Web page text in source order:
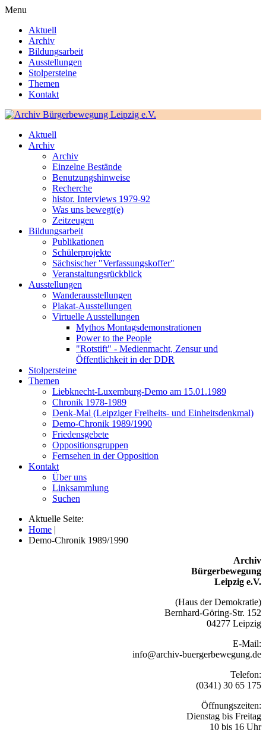
Menu
Aktuell
Archiv
Bildungsarbeit
Ausstellungen
Stolpersteine
Themen
Kontakt
Aktuell
Archiv
Archiv
Einzelne Bestände
Benutzungshinweise
Recherche
histor. Interviews 1979-92
Was uns bewegt(e)
Zeitzeugen
Bildungsarbeit
Publikationen
Schülerprojekte
Sächsischer "Verfassungskoffer"
Veranstaltungsrückblick
Ausstellungen
Wanderausstellungen
Plakat-Ausstellungen
Virtuelle Ausstellungen
Mythos Montagsdemonstrationen
Power to the People
"Rotstift" - Medienmacht, Zensur und
Öffentlichkeit in der DDR
Stolpersteine
Themen
Liebknecht-Luxemburg-Demo am 15.01.1989
Chronik 1978-1989
Denk-Mal (Leipziger Freiheits- und Einheitsdenkmal)
Demo-Chronik 1989/1990
Friedensgebete
Oppositionsgruppen
Fernsehen in der Opposition
Kontakt
Über uns
Linksammlung
Suchen
Aktuelle Seite:
Home |
Demo-Chronik 1989/1990
Archiv
Bürgerbewegung
Leipzig e.V.
(Haus der Demokratie)
Bernhard-Göring-Str. 152
04277 Leipzig
E-Mail:
info@archiv-buergerbewegung.de
Telefon:
(0341) 30 65 175
Öffnungszeiten:
Dienstag bis Freitag
10 bis 16 Uhr